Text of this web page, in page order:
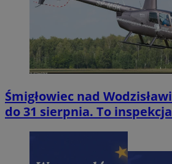
Śmigłowiec nad
do 31 sierpnia. To